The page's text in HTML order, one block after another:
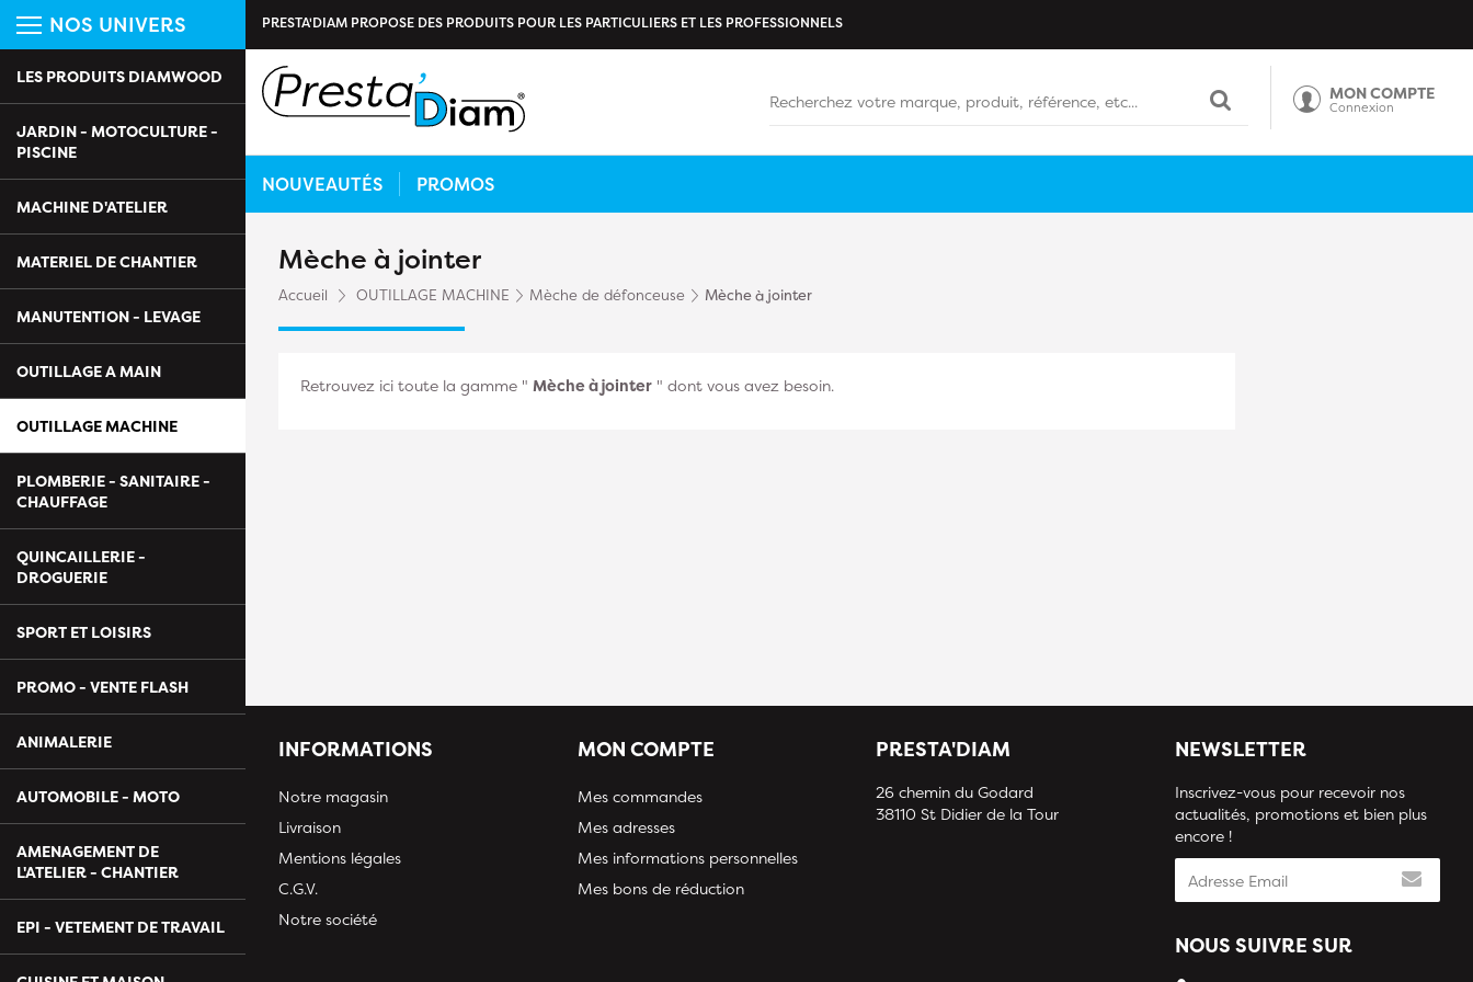
NOS UNIVERS
LES PRODUITS DIAMWOOD
JARDIN - MOTOCULTURE -
PISCINE
MACHINE D'ATELIER
MATERIEL DE CHANTIER
MANUTENTION - LEVAGE
OUTILLAGE A MAIN
OUTILLAGE MACHINE
PLOMBERIE - SANITAIRE -
CHAUFFAGE
QUINCAILLERIE -
DROGUERIE
SPORT ET LOISIRS
PROMO - VENTE FLASH
ANIMALERIE
AUTOMOBILE - MOTO
AMENAGEMENT DE
L'ATELIER - CHANTIER
EPI - VETEMENT DE TRAVAIL
PRESTA'DIAM PROPOSE DES PRODUITS POUR LES PARTICULIERS ET LES PROFESSIONNELS
MON COMPTE
Connexion
NOUVEAUTÉS PROMOS
Mèche à jointer
Accueil OUTILLAGE MACHINE Mèche de défonceuse Mèche à jointer
Retrouvez ici toute la gamme " Mèche à jointer " dont vous avez besoin.
INFORMATIONS
Notre magasin
Livraison
Mentions légales
C.G.V.
Notre société
MON COMPTE
Mes commandes
Mes adresses
Mes informations personnelles
Mes bons de réduction
PRESTA'DIAM
26 chemin du Godard
38110 St Didier de la Tour
NEWSLETTER
Inscrivez-vous pour recevoir nos
actualités, promotions et bien plus
encore !
NOUS SUIVRE SUR